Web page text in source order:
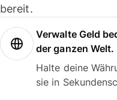
bereit.
Verwalte Geld
der ganzen Welt.
Halte deine
sie in